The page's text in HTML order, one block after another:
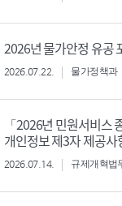
2026년 물가안정 유공
2026.07.22. 물가정책과
「2026년 민원서비
개인정보 제3자 제공사
2026.07.14. 규제개혁법